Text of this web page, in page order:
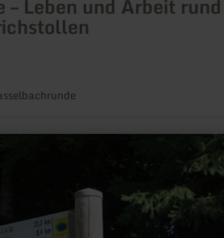
– Leben und Arbeit